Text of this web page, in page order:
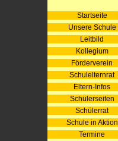
Startseite
Unsere Schule
Leitbild
Kollegium
Förderverein
Schulelternrat
Eltern-Infos
Schülerseiten
Schülerrat
Schule in Aktion
Termine